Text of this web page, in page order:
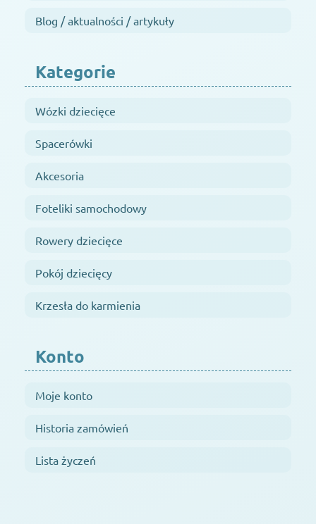
Blog / aktualności / artykuły
Kategorie
Wózki dziecięce
Spacerówki
Akcesoria
Foteliki samochodowy
Rowery dziecięce
Pokój dziecięcy
Krzesła do karmienia
Konto
Moje konto
Historia zamówień
Lista życzeń